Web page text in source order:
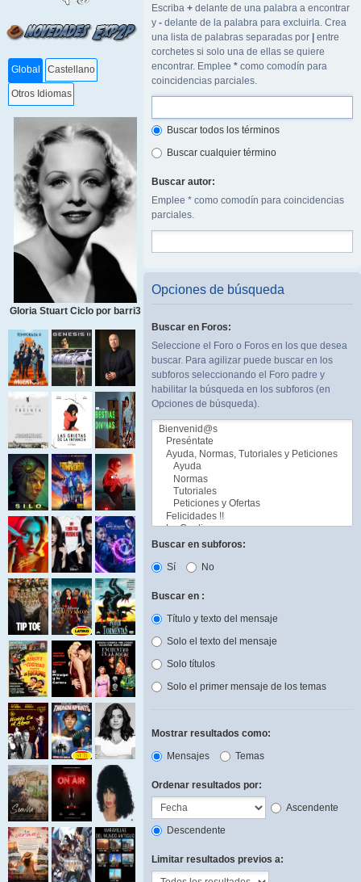
Global Castellano
Otros Idiomas
Gloria Stuart Ciclo por barri3
Escriba + delante de una palabra a encontrar
y - delante de la palabra para excluirla. Crea
una lista de palabras separadas por
entre
corchetes si solo una de ellas se quiere
encontrar. Emplee * como comodín para
coincidencias parciales.
Buscar todos los términos
Buscar cualquier término
Buscar autor:
Emplee * como comodín para coincidencias
parciales.
Opciones de búsqueda
Buscar en Foros:
Seleccione el Foro o Foros en los que desea
buscar. Para agilizar puede buscar en los
subforos seleccionando el Foro padre y
habilitar la búsqueda en los subforos (en
Opciones de búsqueda).
Buscar en subforos:
Sí
No
Buscar en :
Título y texto del mensaje
Solo el texto del mensaje
Solo títulos
Solo el primer mensaje de los temas
Mostrar resultados como:
Mensajes
Temas
Ordenar resultados por:
Ascendente
Descendente
Limitar resultados previos a: